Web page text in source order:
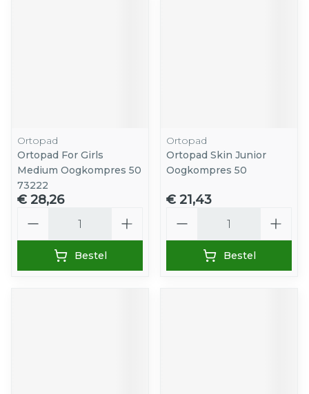
Ortopad
Ortopad For Girls
Medium Oogkompres 50
73222
€ 28,26
Bestel
Ortopad
Ortopad Skin Junior
Oogkompres 50
€ 21,43
Bestel